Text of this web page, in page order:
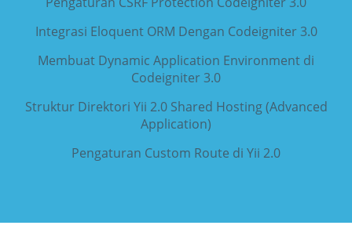
Integrasi Eloquent ORM Dengan Codeigniter 3.0
Membuat Dynamic Application Environment di
Codeigniter 3.0
Struktur Direktori Yii 2.0 Shared Hosting (Advanced
Application)
Pengaturan Custom Route di Yii 2.0